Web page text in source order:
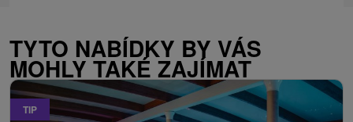
TYTO NABÍDKY BY VÁS
MOHLY TAKÉ ZAJÍMAT
TIP